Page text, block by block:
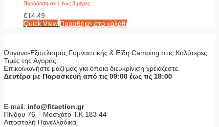
Παράδοση σε 1 έως 3 μέρες
€14.49
Quick View Προσθήκη στο καλάθι
Όργανα-Εξοπλισμός Γυμναστικής & Είδη Camping στις Καλύτερες
Τιμές της Αγοράς.
Επικοινωνήστε μαζί μας για όποια διευκρίνιση χρειάζεστε.
Δευτέρα με Παρασκευή από τις 09:00 έως τις 18:00
E-mail: info@fitaction.gr
Πίνδου 76 – Μοσχάτο Τ.Κ 183 44
Αποστολή Πανελλαδικά.